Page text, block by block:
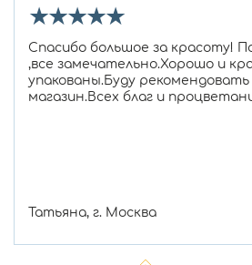
★★★★★
Спасибо большое за красоту!
,все замечательно.Хорошо и
упакованы.Буду
магазин.Всех благ и
Татьяна, г. Москва